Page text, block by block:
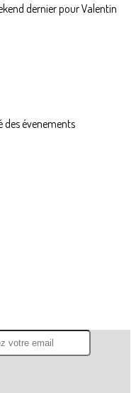
dernier pour Valentin
évenements